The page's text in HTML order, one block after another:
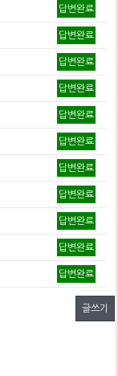
답변완료
답변완료
답변완료
답변완료
답변완료
답변완료
답변완료
답변완료
답변완료
답변완료
답변완료
글쓰기